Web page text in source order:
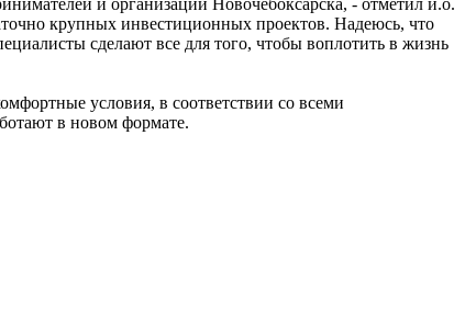
крупных инвестиционных проектов. Надеюсь, что
сделают все для того, чтобы воплотить в жизнь
условия, в соответствии со всеми
в новом формате.